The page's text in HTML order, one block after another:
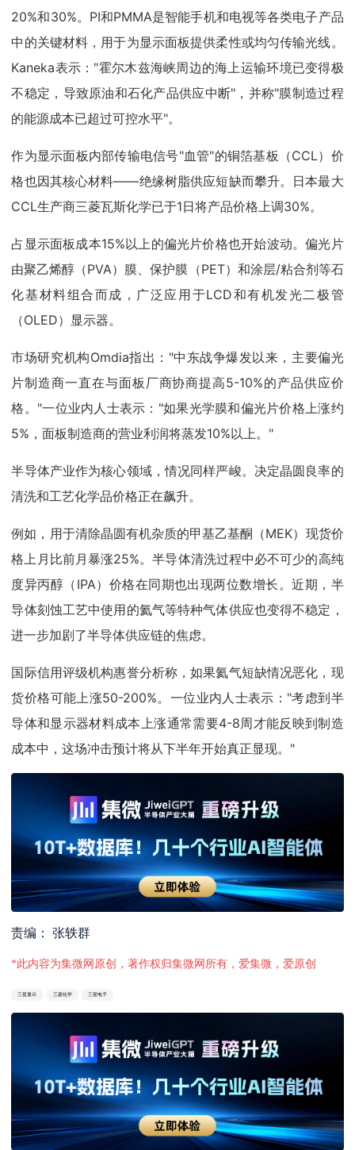
20%和30%。PI和PMMA是智能手机和电视等各类电子产品
中的关键材料，用于为显示面板提供柔性或均匀传输光线。
Kaneka表示："霍尔木兹海峡周边的海上运输环境已变得极
不稳定，导致原油和石化产品供应中断"，并称"膜制造过程
的能源成本已超过可控水平"。
作为显示面板内部传输电信号"血管"的铜箔基板（CCL）价
格也因其核心材料——绝缘树脂供应短缺而攀升。日本最大
CCL生产商三菱瓦斯化学已于1日将产品价格上调30%。
占显示面板成本15%以上的偏光片价格也开始波动。偏光片
由聚乙烯醇（PVA）膜、保护膜（PET）和涂层/粘合剂等石
化基材料组合而成，广泛应用于LCD和有机发光二极管
（OLED）显示器。
市场研究机构Omdia指出："中东战争爆发以来，主要偏光
片制造商一直在与面板厂商协商提高5-10%的产品供应价
格。"一位业内人士表示："如果光学膜和偏光片价格上涨约
5%，面板制造商的营业利润将蒸发10%以上。"
半导体产业作为核心领域，情况同样严峻。决定晶圆良率的
清洗和工艺化学品价格正在飙升。
例如，用于清除晶圆有机杂质的甲基乙基酮（MEK）现货价
格上月比前月暴涨25%。半导体清洗过程中必不可少的高纯
度异丙醇（IPA）价格在同期也出现两位数增长。近期，半
导体刻蚀工艺中使用的氦气等特种气体供应也变得不稳定，
进一步加剧了半导体供应链的焦虑。
国际信用评级机构惠誉分析称，如果氦气短缺情况恶化，现
货价格可能上涨50-200%。一位业内人士表示："考虑到半
导体和显示器材料成本上涨通常需要4-8周才能反映到制造
成本中，这场冲击预计将从下半年开始真正显现。"
责编： 张轶群
*此内容为集微网原创，著作权归集微网所有，爱集微，爱原创
三星显示 三菱化学 三星电子